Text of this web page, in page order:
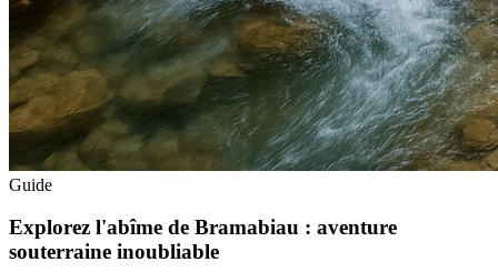
Guide
Explorez l'abîme de Bramabiau : aventure
souterraine inoubliable